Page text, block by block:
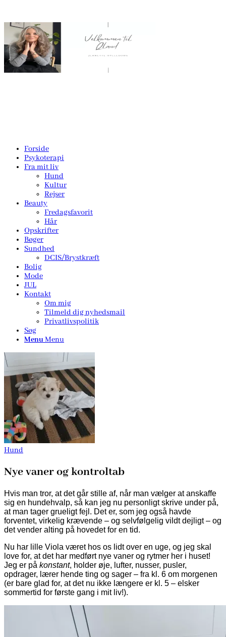
Forside
Psykoterapi
Fra mit liv
Hund
Kultur
Rejser
Beauty
Fredagsfavorit
Hår
Opskrifter
Bøger
Sundhed
DCIS/Brystkræft
Bolig
Mode
JUL
Kontakt
Om mig
Tilmeld dig nyhedsmail
Privatlivspolitik
Søg
MenuMenu
Hund
Nye vaner og kontroltab
Hvis man tror, at det går stille af, når man vælger at anskaffe
sig en hundehvalp, så kan jeg nu personligt skrive under på,
at man tager grueligt fejl. Det er, som jeg også havde
forventet, virkelig krævende – og selvfølgelig vildt dejligt – og
det vender alting på hovedet for en tid.
Nu har lille Viola været hos os lidt over en uge, og jeg skal
love for, at det har medført nye vaner og rytmer her i huset!
Jeg er på konstant, holder øje, lufter, nusser, pusler,
opdrager, lærer hende ting og sager – fra kl. 6 om morgenen
(er bare glad for, at det nu ikke længere er kl. 5 – elsker
sommertid for første gang i mit liv!).